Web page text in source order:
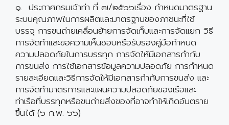
๑. ประกาศกรมเจ้าท่า ที่ ๗/๒๕๖๖เรื่อง กำหนดมาตรฐาน
ระบบคุณภาพในการผลิตและมาตรฐานของภาชนะที่ใช้
บรรจุ การขนถ่ายเคลื่อนย้ายการจัดเก็บและการจัดแยก วิธี
การจัดทำและขอความเห็นชอบหรือรับรองคู่มือกำหนด
ความปลอดภัยในการบรรทุก การจัดให้มีเอกสารกำกับ
การขนส่ง การใช้เอกสารข้อมูลความปลอดภัย การกำหนด
รายละเอียดและวิธีการจัดให้มีเอกสารกำกับการขนส่ง และ
การจัดทำมาตรการและแผนความปลอดภัยของเรือและ
ท่าเรือที่บรรทุกหรือขนถ่ายสิ่งของที่อาจทำให้เกิดอันตราย
ขึ้นได้ (๖ ก.พ. ๖๖)